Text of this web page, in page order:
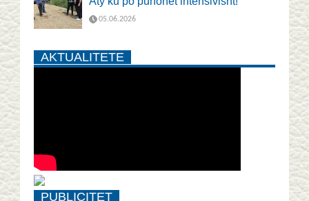
05.06.2026
AKTUALITETE
PUBLICITET